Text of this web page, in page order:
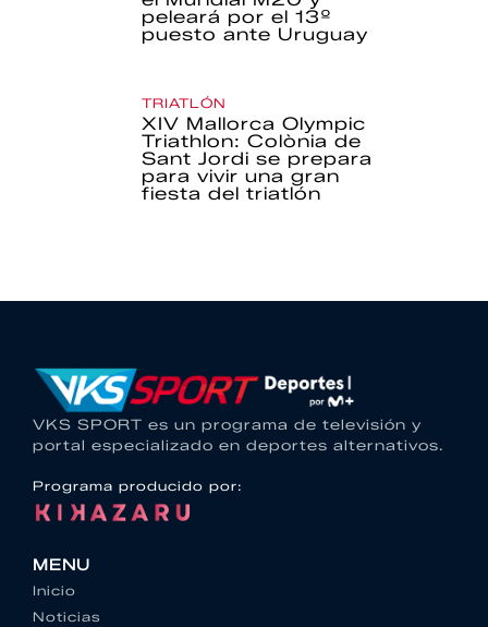
peleará por el 13º
puesto ante Uruguay
TRIATLÓN
XIV Mallorca Olympic
Triathlon: Colònia de
Sant Jordi se prepara
para vivir una gran
fiesta del triatlón
VKS SPORT es un programa de televisión y
portal especializado en deportes alternativos.
Programa producido por:
MENU
Inicio
Noticias